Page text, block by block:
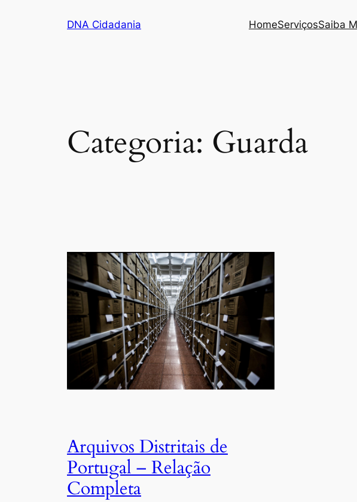
DNA Cidadania HomeServiçosSaiba
Categoria: Guarda
Arquivos Distritais de
Portugal – Relação
Completa